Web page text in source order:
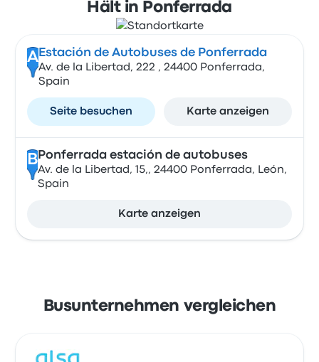
Hält in Ponferrada
A Estación de Autobuses de Ponferrada
Av. de la Libertad, 222 , 24400 Ponferrada,
Spain
Seite besuchen Karte anzeigen
B Ponferrada estación de autobuses
Av. de la Libertad, 15,, 24400 Ponferrada, León,
Spain
Karte anzeigen
Busunternehmen vergleichen